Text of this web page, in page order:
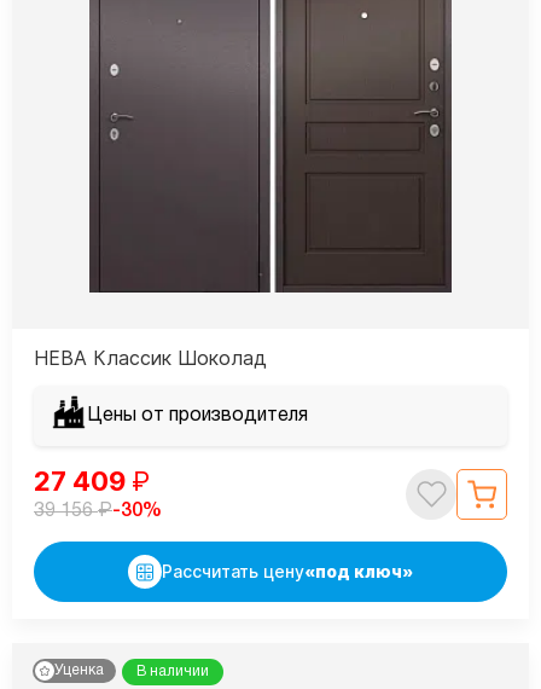
НЕВА Классик Шоколад
Цены от производителя
27 409 ₽
39 156₽-30%
Рассчитать цену«под ключ»
Уценка В наличии